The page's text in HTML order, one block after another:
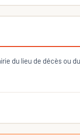
du lieu de décès ou